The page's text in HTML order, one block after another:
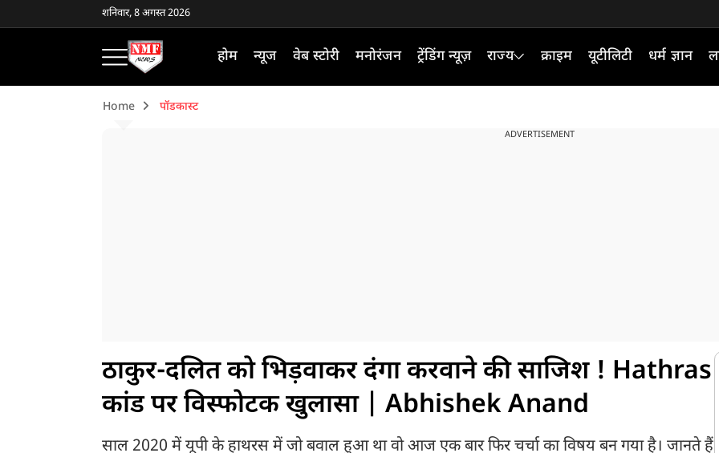
शनिवार, 8 अगस्त 2026
होम न्यूज वेब स्टोरी मनोरंजन ट्रेंडिंग न्यूज़ राज्य क्राइम यूटीलिटी धर्म ज्ञान
Home पॉडकास्ट
ADVERTISEMENT
ठाकुर-दलित को भिड़वाकर दंगा करवाने की साजिश ! Hathras
कांड पर विस्फोटक खुलासा | Abhishek Anand
साल 2020 में यूपी के हाथरस में जो बवाल हुआ था वो आज एक बार फिर चर्चा का विषय बन गया है। जानते हैं